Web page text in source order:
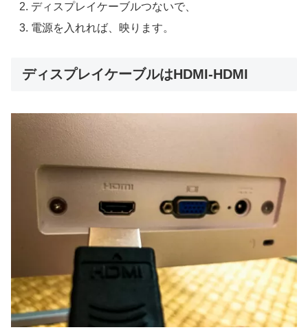
ディスプレイケーブルつないで、
電源を入れれば、映ります。
ディスプレイケーブルはHDMI-HDMI